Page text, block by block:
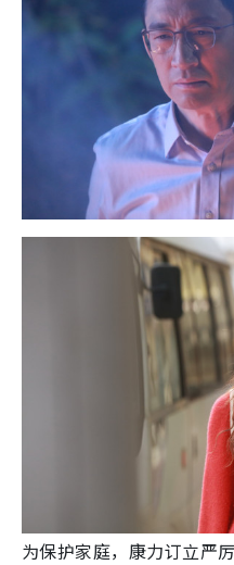
为保护家庭，康力订立严